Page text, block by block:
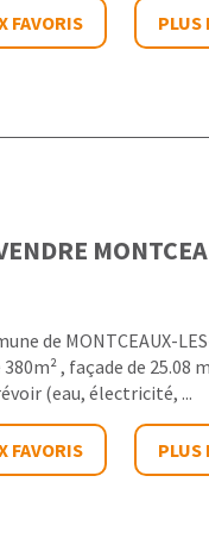
FAVORIS PLUS
de MONTCEAUX-
, façade de 25.08
(eau, électricité, ...
FAVORIS PLUS